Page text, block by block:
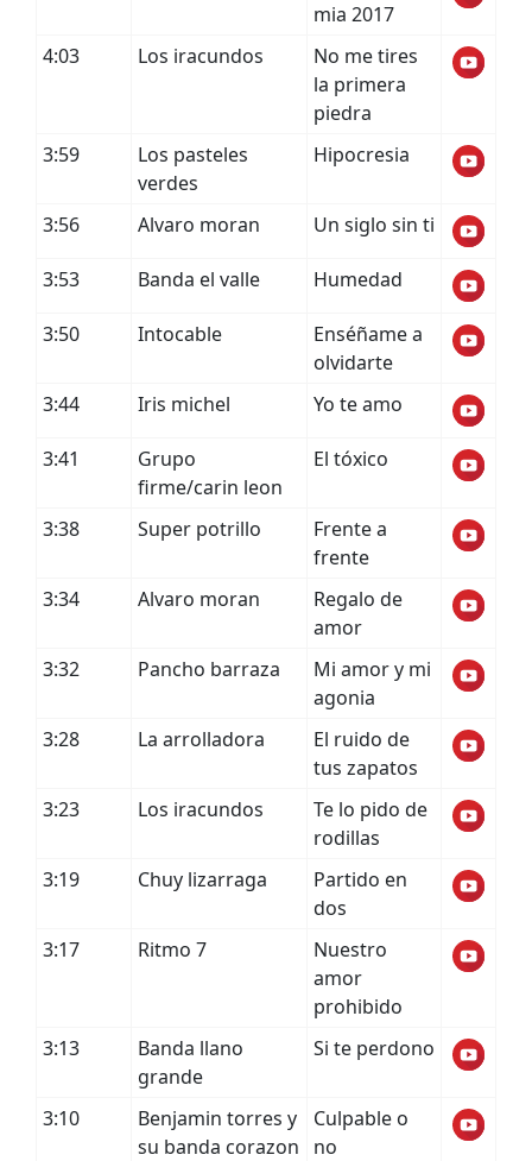
mia 2017
4:03
Los iracundos
No me tires
la primera
piedra
3:59
Los pasteles
verdes
Hipocresia
3:56 Alvaro moran Un siglo sin ti
3:53 Banda el valle Humedad
3:50 Intocable
Enséñame a
olvidarte
3:44
Iris michel Yo te amo
3:41
Grupo
firme/carin leon
El tóxico
3:38 Super potrillo
Frente a
frente
3:34
Alvaro moran
Regalo de
amor
3:32
Pancho barraza
Mi amor y mi
agonia
3:28
La arrolladora
El ruido de
tus zapatos
3:23
Los iracundos
Te lo pido de
rodillas
3:19
Chuy lizarraga
Partido en
dos
3:17
Ritmo 7
Nuestro
amor
prohibido
3:13
Banda llano
grande
Si te perdono
3:10
Benjamin torres y
su banda corazon
Culpable o
no